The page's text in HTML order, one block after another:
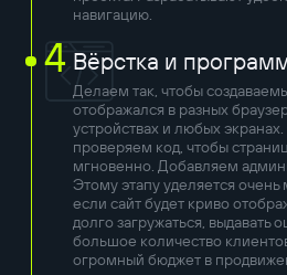
навигацию.
4 Вёрстка и
Делаем так, чтобы
отображался в разных
устройствах и любых
проверяем код, чтобы
мгновенно. Добавляем
Этому этапу уделяется очень
если сайт будет криво
долго загружаться, выдавать
большое количество
огромный бюджет в